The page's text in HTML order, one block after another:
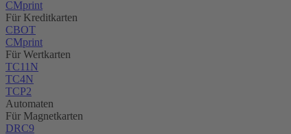
CMprint
Für Kreditkarten
CBOT
CMprint
Für Wertkarten
TC11N
TC4N
TCP2
Automaten
Für Magnetkarten
DRC9